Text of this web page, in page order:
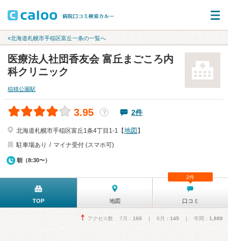
«北海道札幌市手稲区富丘一条の一覧へ
医療法人社団香友会 富丘まごころ内
科クリニック
稲積公園駅
3.95 ？ 2件
北海道札幌市手稲区富丘1条4丁目1-1【地図 】
駐車場あり
マイナ受付 (スマホ可)
朝（8:30〜）
TOP 地図 口コミ
2件
アクセス数 7月： 160 | 6月： 145 | 年間： 1,888